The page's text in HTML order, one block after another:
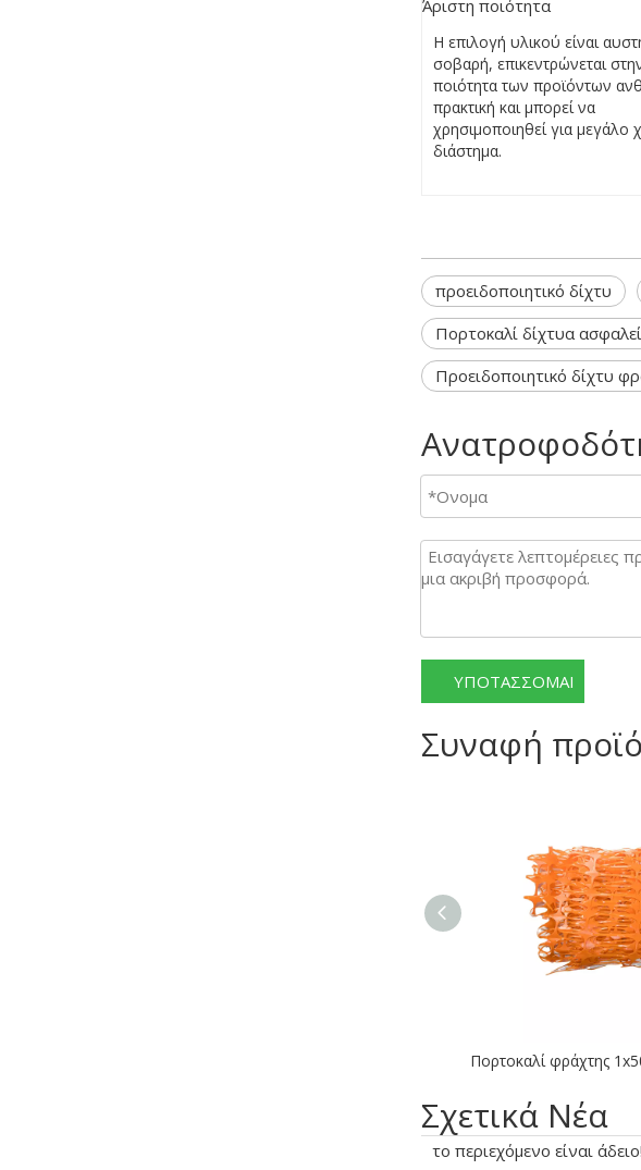
Άριστη ποιότητα
Η επιλογή υλικού είναι
σοβαρή, επικεντρώνεται
ποιότητα των προϊόντων
πρακτική και μπορεί να
χρησιμοποιηθεί για μεγάλο
διάστημα.
προειδοποιητικό δίχτυ
Πορτοκαλί δίχτυα
Προειδοποιητικό δίχτυ
ΥΠΟΤΑΣΣΟΜΑΙ
Συναφή
Σχετικά Νέα
το περιεχόμενο είναι άδειο!